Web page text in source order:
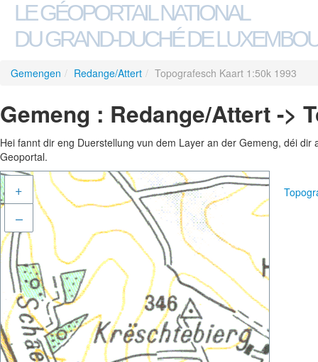
LE GÉOPORTAIL NATIONAL
DU GRAND-DUCHÉ DE
Gemengen / Redange/Attert / Topografesch Kaart 1:50k 1993
Gemeng : Redange/Attert ->
Hei fannt dir eng Duerstellung vun dem Layer an der Gemeng, déi
Geoportal.
+
–